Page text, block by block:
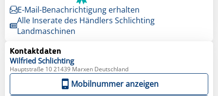
E-Mail-Benachrichtigung erhalten
Alle Inserate des Händlers Schlichting
Landmaschinen
Kontaktdaten
Wilfried Schlichting
Hauptstraße 10 21439 Marxen Deutschland
Mobilnummer anzeigen